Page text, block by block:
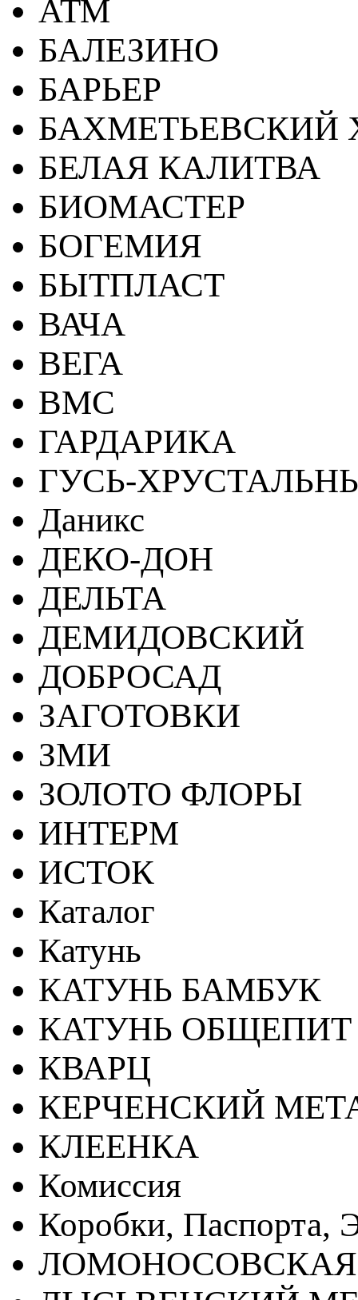
АТМ
БАЛЕЗИНО
БАРЬЕР
БАХМЕТЬЕВСКИЙ
БЕЛАЯ КАЛИТВА
БИОМАСТЕР
БОГЕМИЯ
БЫТПЛАСТ
ВАЧА
ВЕГА
ВМС
ГАРДАРИКА
ГУСЬ-
Даникс
ДЕКО-ДОН
ДЕЛЬТА
ДЕМИДОВСКИЙ
ДОБРОСАД
ЗАГОТОВКИ
ЗМИ
ЗОЛОТО ФЛОРЫ
ИНТЕРМ
ИСТОК
Каталог
Катунь
КАТУНЬ БАМБУК
КАТУНЬ ОБЩЕПИТ
КВАРЦ
КЕРЧЕНСКИЙ
КЛЕЕНКА
Комиссия
Коробки, Паспорта,